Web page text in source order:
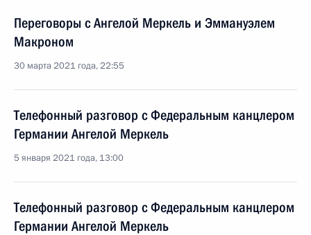
Переговоры с Ангелой Меркель и Эммануэлем
Макроном
30 марта 2021 года, 22:55
Телефонный разговор с Федеральным канцлером
Германии Ангелой Меркель
5 января 2021 года, 13:00
Телефонный разговор с Федеральным канцлером
Германии Ангелой Меркель